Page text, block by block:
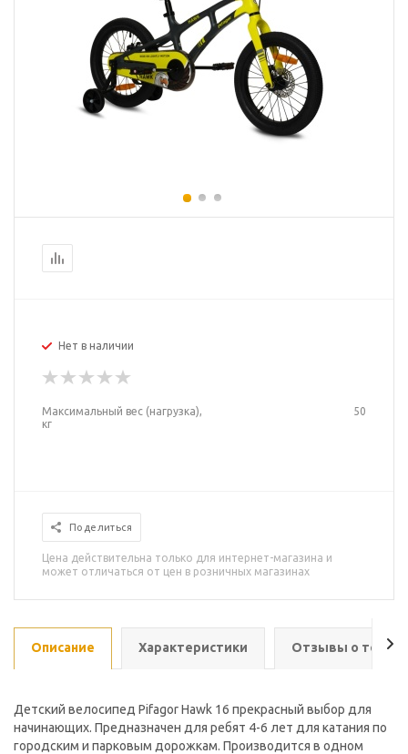
Нет в наличии
Максимальный вес (нагрузка),
кг
50
Поделиться
Цена действительна только для интернет-магазина и
может отличаться от цен в розничных магазинах
Описание Характеристики Отзывы о
Детский велосипед Pifagor Hawk 16 прекрасный выбор для
начинающих. Предназначен для ребят 4-6 лет для катания по
городским и парковым дорожкам. Производится в одном